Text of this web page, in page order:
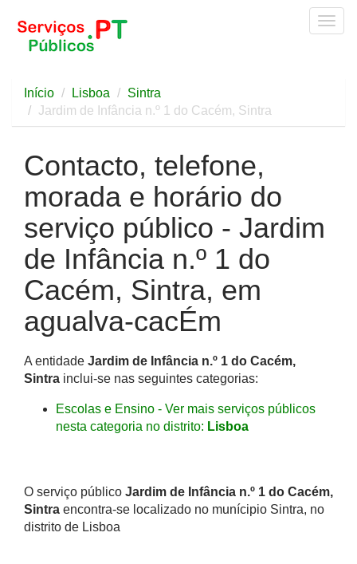
Início Lisboa
Sintra
Jardim de Infância n.º 1 do Cacém, Sintra
Contacto, telefone,
morada e horário do
serviço público - Jardim
de Infância n.º 1 do
Cacém, Sintra, em
agualva-cacÉm
A entidade Jardim de Infância n.º 1 do Cacém,
Sintra inclui-se nas seguintes categorias:
Escolas e Ensino - Ver mais serviços públicos
nesta categoria no distrito: Lisboa
O serviço público Jardim de Infância n.º 1 do Cacém,
Sintra encontra-se localizado no munícipio Sintra, no
distrito de Lisboa